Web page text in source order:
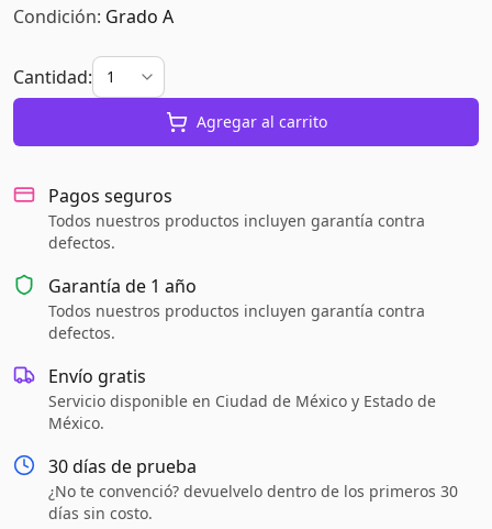
Condición: Grado A
Cantidad:
Agregar al carrito
Pagos seguros
Todos nuestros productos incluyen garantía contra
defectos.
Garantía de 1 año
Todos nuestros productos incluyen garantía contra
defectos.
Envío gratis
Servicio disponible en Ciudad de México y Estado de
México.
30 días de prueba
¿No te convenció? devuelvelo dentro de los primeros 30
días sin costo.